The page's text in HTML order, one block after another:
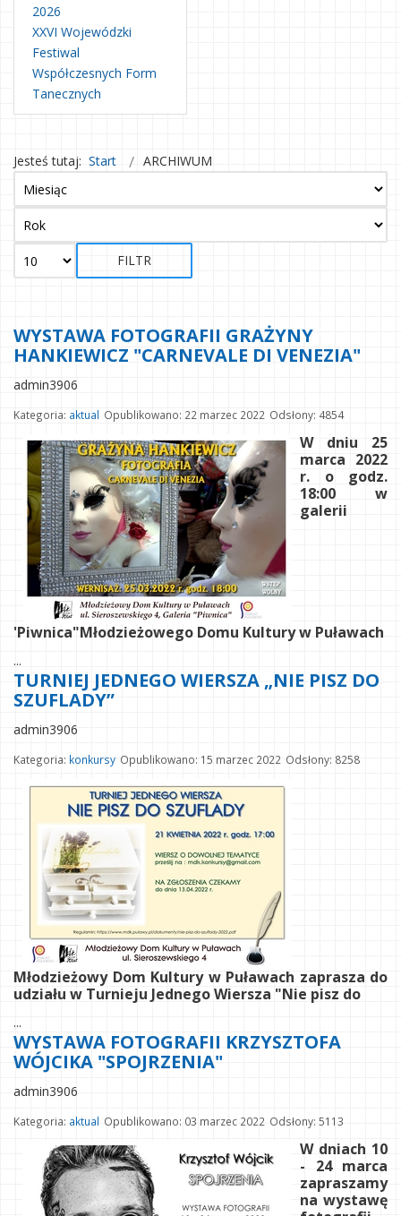
2026
XXVI Wojewódzki
Festiwal
Współczesnych Form
Tanecznych
Jesteś tutaj: Start ARCHIWUM
FILTR
WYSTAWA FOTOGRAFII GRAŻYNY
HANKIEWICZ "CARNEVALE DI VENEZIA"
admin3906
Kategoria: aktual Opublikowano: 22 marzec 2022 Odsłony: 4854
W dniu 25
marca 2022
r. o godz.
18:00 w
galerii
'Piwnica"Młodzieżowego Domu Kultury w Puławach
...
TURNIEJ JEDNEGO WIERSZA „NIE PISZ DO
SZUFLADY”
admin3906
Kategoria: konkursy Opublikowano: 15 marzec 2022 Odsłony: 8258
Młodzieżowy Dom Kultury w Puławach zaprasza do
udziału w Turnieju Jednego Wiersza "Nie pisz do
...
WYSTAWA FOTOGRAFII KRZYSZTOFA
WÓJCIKA "SPOJRZENIA"
admin3906
Kategoria: aktual Opublikowano: 03 marzec 2022 Odsłony: 5113
W dniach 10
- 24 marca
zapraszamy
na wystawę